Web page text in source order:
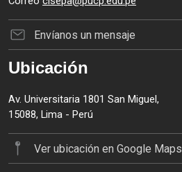
Envíanos un mensaje
Ubicación
Av. Universitaria 1801 San Miguel,
15088, Lima - Perú
Ver ubicación en Google Maps